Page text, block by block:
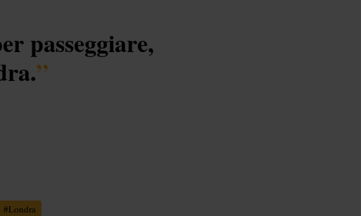
passeggiare,
”
#Londra